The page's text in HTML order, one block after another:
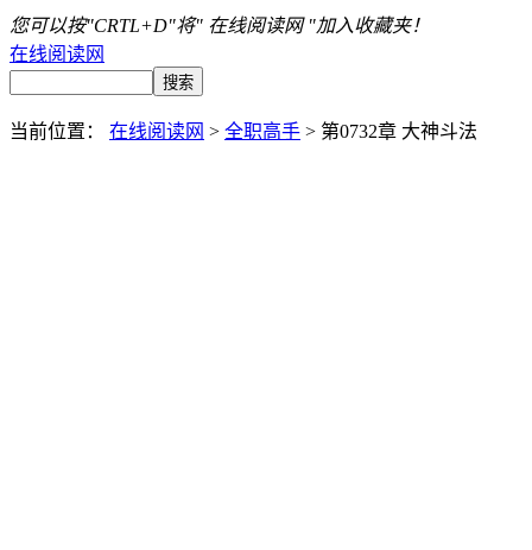
您可以按"CRTL+D"将" 在线阅读网 "加入收藏夹！
在线阅读网
当前位置： 在线阅读网 > 全职高手 > 第0732章 大神斗法